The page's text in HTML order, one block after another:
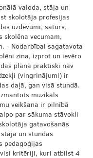
valoda, stāja un
skolotāja profesijas
uzdevumi, saturs,
skolēna vecumam,
- Nodarbībai sagatavota
zina, izprot un ievēro
plānā praktiski nav
(vingrinājumi) ir
daļā, gan visā stundā.
muzikāls
veikšana ir pilnībā
par sākuma stāvokli
gatavošanās
un stundas
pedagoģijas
kritēriji, kuri atbilst 4